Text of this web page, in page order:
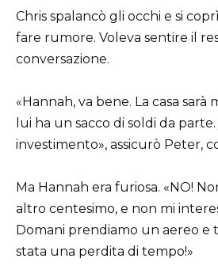
Chris spalancò gli occhi e si
fare rumore. Voleva sentire il
conversazione.
«Hannah, va bene. La casa sarà
lui ha un sacco di soldi da
investimento», assicurò Peter,
Ma Hannah era furiosa. «NO!
altro centesimo, e non mi
Domani prendiamo un aereo e
stata una perdita di tempo!»